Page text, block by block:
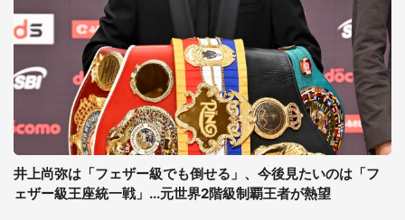
井上尚弥は「フェザー級でも倒せる」、今後見たいのは「フ
ェザー級王座統一戦」...元世界2階級制覇王者が熱望